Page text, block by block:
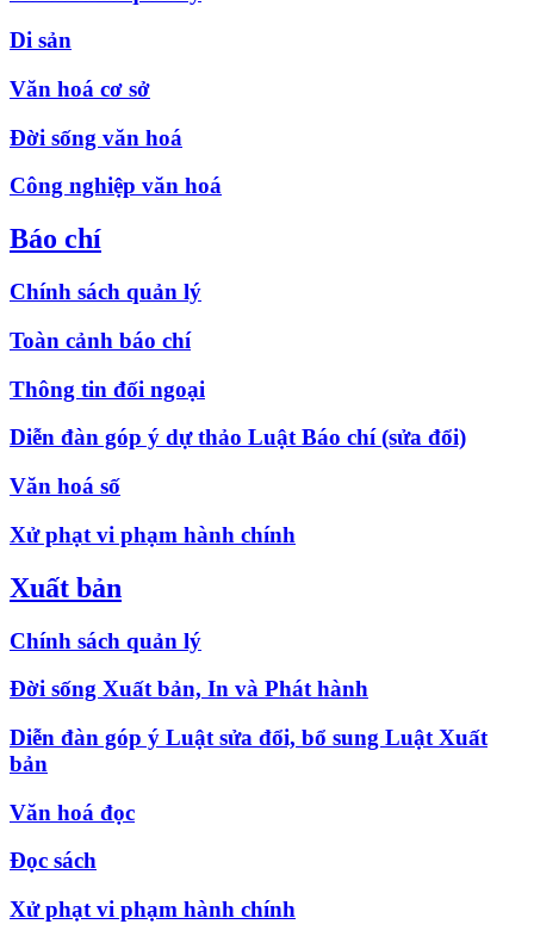
Di sản
Văn hoá cơ sở
Đời sống văn hoá
Công nghiệp văn hoá
Báo chí
Chính sách quản lý
Toàn cảnh báo chí
Thông tin đối ngoại
Diễn đàn góp ý dự thảo Luật Báo chí (sửa đổi)
Văn hoá số
Xử phạt vi phạm hành chính
Xuất bản
Chính sách quản lý
Đời sống Xuất bản, In và Phát hành
Diễn đàn góp ý Luật sửa đổi, bổ sung Luật Xuất
bản
Văn hoá đọc
Đọc sách
Xử phạt vi phạm hành chính